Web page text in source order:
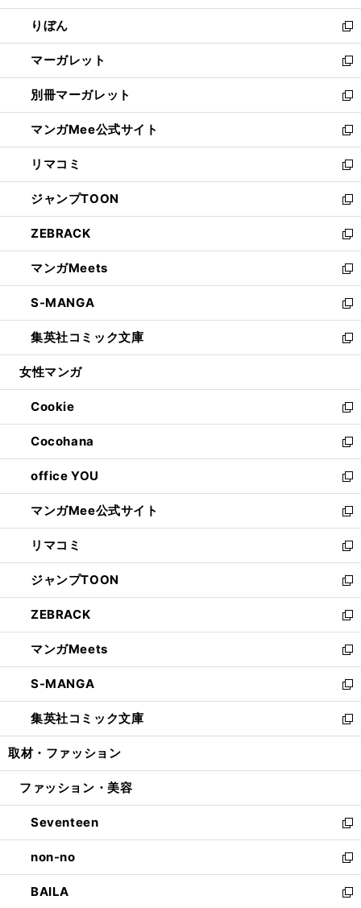
開
く
ウ
で
開
く
ン
ド
ウ
で
開
く
ウ
ィ
ン
ド
ウ
で
開
く
りぼん
新
し
い
ウ
ィ
ン
ド
ウ
で
開
く
マーガレット
新
し
い
ウ
ィ
ン
ド
ウ
で
開
く
別冊マーガレット
新
し
い
ウ
ィ
ン
ド
ウ
で
開
く
マンガMee公式サイト
新
し
い
ウ
ィ
ン
ド
ウ
で
開
く
リマコミ
新
し
い
ウ
ィ
ン
ド
ウ
で
開
く
ジャンプTOON
新
し
い
ウ
ィ
ン
ド
ウ
で
開
ZEBRACK
新
し
い
ウ
ィ
ン
ド
ウ
開
く
マンガMeets
新
し
い
ウ
ィ
ン
ウ
で
開
く
S-MANGA
新
し
い
ウ
ン
ド
ウ
で
開
く
集英社コミック文庫
新
し
ウ
ィ
ン
ド
ウ
で
開
く
女性マンガ
Cookie
新
し
い
ウ
ィ
ン
ド
ウ
で
開
く
Cocohana
新
し
い
ウ
ィ
ン
ド
ウ
で
開
く
office YOU
新
し
い
ウ
ィ
ン
ド
ウ
で
開
く
マンガMee公式サイト
新
し
い
ウ
ィ
ン
ド
ウ
で
開
く
リマコミ
新
し
い
ウ
ィ
ン
ド
ウ
で
開
く
ジャンプTOON
新
し
い
ウ
ィ
ン
ド
ウ
で
開
ZEBRACK
新
し
い
ウ
ィ
ン
ド
ウ
開
マンガMeets
新
し
い
ウ
ィ
ン
ウ
開
く
S-MANGA
新
し
い
ウ
ン
ウ
で
開
く
集英社コミック文庫
新
し
ウ
ン
ド
ウ
で
開
く
取材・ファッション
ファッション・美容
Seventeen
新
し
い
ウ
ィ
non-no
新
し
い
BAILA
新